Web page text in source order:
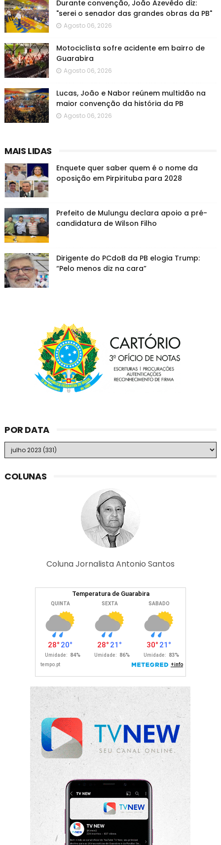
Durante convenção, João Azevêdo diz:
"serei o senador das grandes obras da PB"
Agosto 06, 2026
Motociclista sofre acidente em bairro de
Guarabira
Agosto 06, 2026
Lucas, João e Nabor reúnem multidão na
maior convenção da história da PB
Agosto 06, 2026
MAIS LIDAS
Enquete quer saber quem é o nome da
oposição em Pirpirituba para 2028
Prefeito de Mulungu declara apoio a pré-
candidatura de Wilson Filho
Dirigente do PCdoB da PB elogia Trump:
“Pelo menos diz na cara”
POR DATA
COLUNAS
Coluna Jornalista Antonio Santos